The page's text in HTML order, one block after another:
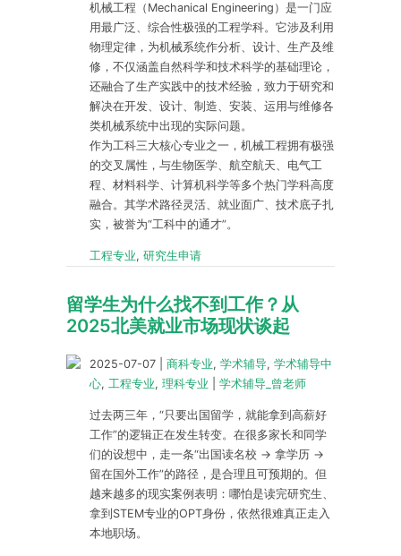
机械工程（Mechanical Engineering）是一门应
用最广泛、综合性极强的工程学科。它涉及利用
物理定律，为机械系统作分析、设计、生产及维
修，不仅涵盖自然科学和技术科学的基础理论，
还融合了生产实践中的技术经验，致力于研究和
解决在开发、设计、制造、安装、运用与维修各
类机械系统中出现的实际问题。
作为工科三大核心专业之一，机械工程拥有极强
的交叉属性，与生物医学、航空航天、电气工
程、材料科学、计算机科学等多个热门学科高度
融合。其学术路径灵活、就业面广、技术底子扎
实，被誉为“工科中的通才”。
工程专业, 研究生申请
留学生为什么找不到工作？从
2025北美就业市场现状谈起
2025-07-07 商科专业, 学术辅导, 学术辅导中
心, 工程专业, 理科专业 学术辅导_曾老师
过去两三年，“只要出国留学，就能拿到高薪好
工作”的逻辑正在发生转变。在很多家长和同学
们的设想中，走一条“出国读名校 → 拿学历 →
留在国外工作”的路径，是合理且可预期的。但
越来越多的现实案例表明：哪怕是读完研究生、
拿到STEM专业的OPT身份，依然很难真正走入
本地职场。